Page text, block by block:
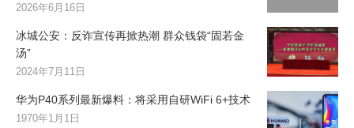
2026年6月16日
冰城公安：反诈宣传再掀热潮 群众钱袋“固若金
汤”
2024年7月11日
华为P40系列最新爆料：将采用自研WiFi 6+技术
1970年1月1日